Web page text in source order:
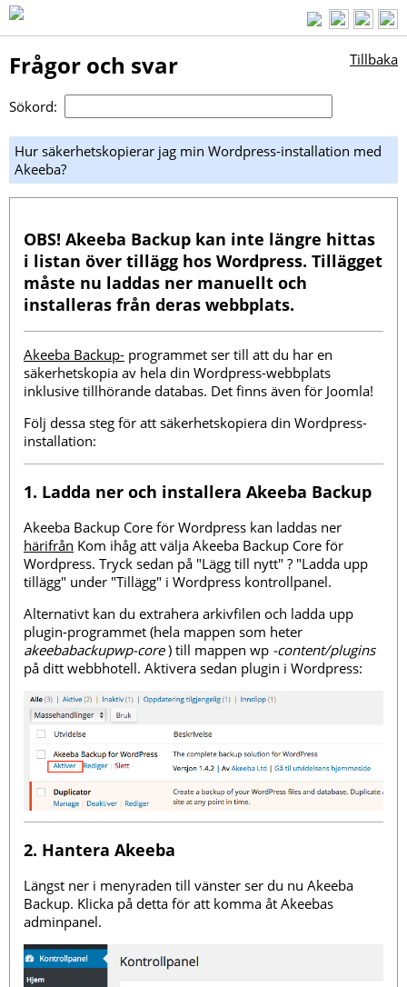
Frågor och svar Tillbaka
Sökord:
Hur säkerhetskopierar jag min Wordpress-installation med
Akeeba?
OBS! Akeeba Backup kan inte längre hittas
i listan över tillägg hos Wordpress. Tillägget
måste nu laddas ner manuellt och
installeras från deras webbplats.
Akeeba Backup- programmet ser till att du har en
säkerhetskopia av hela din Wordpress-webbplats
inklusive tillhörande databas. Det finns även för Joomla!
Följ dessa steg för att säkerhetskopiera din Wordpress-
installation:
1. Ladda ner och installera Akeeba Backup
Akeeba Backup Core för Wordpress kan laddas ner
härifrån Kom ihåg att välja Akeeba Backup Core för
Wordpress. Tryck sedan på "Lägg till nytt" ? "Ladda upp
tillägg" under "Tillägg" i Wordpress kontrollpanel.
Alternativt kan du extrahera arkivfilen och ladda upp
plugin-programmet (hela mappen som heter
akeebabackupwp-core) till mappen wp -content/plugins
på ditt webbhotell. Aktivera sedan plugin i Wordpress:
2. Hantera Akeeba
Längst ner i menyraden till vänster ser du nu Akeeba
Backup. Klicka på detta för att komma åt Akeebas
adminpanel.